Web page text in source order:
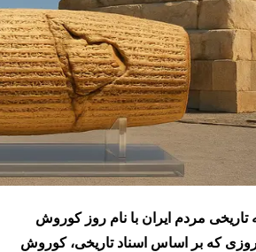
تاریخی مردم ایران با نام روز کوروش
که بر اساس اسناد تاریخی، کوروش